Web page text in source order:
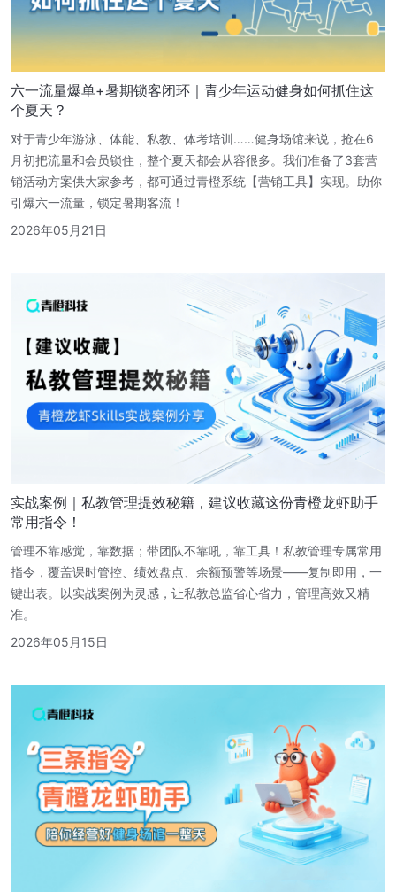
六一流量爆单+暑期锁客闭环｜青少年运动健身如何抓住这
个夏天？
对于青少年游泳、体能、私教、体考培训……健身场馆来说，抢在6
月初把流量和会员锁住，整个夏天都会从容很多。我们准备了3套营
销活动方案供大家参考，都可通过青橙系统【营销工具】实现。助你
引爆六一流量，锁定暑期客流！
2026年05月21日
实战案例｜私教管理提效秘籍，建议收藏这份青橙龙虾助手
常用指令！
管理不靠感觉，靠数据；带团队不靠吼，靠工具！私教管理专属常用
指令，覆盖课时管控、绩效盘点、余额预警等场景——复制即用，一
键出表。以实战案例为灵感，让私教总监省心省力，管理高效又精
准。
2026年05月15日